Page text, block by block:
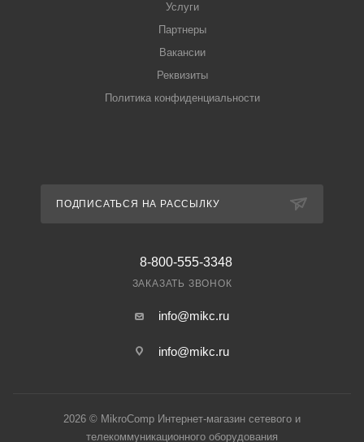
Услуги
Партнеры
Вакансии
Реквизиты
Политика конфиденциальности
ПОДПИСАТЬСЯ НА РАССЫЛКУ
8-800-555-3348
ЗАКАЗАТЬ ЗВОНОК
info@mikc.ru
info@mikc.ru
2026 © MikroComp Интернет-магазин сетевого и
телекоммуникационного оборудования